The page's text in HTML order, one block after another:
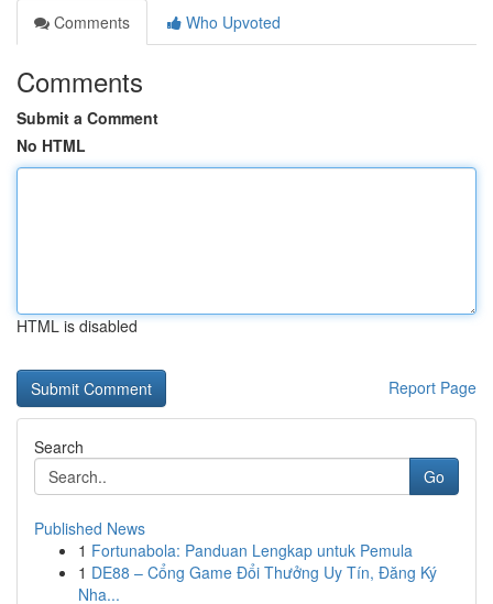
Comments
Who Upvoted
Comments
Submit a Comment
No HTML
HTML is disabled
Report Page
Search
Go
Published News
1 Fortunabola: Panduan Lengkap untuk Pemula
1 DE88 – Cổng Game Đổi Thưởng Uy Tín, Đăng Ký
Nha...